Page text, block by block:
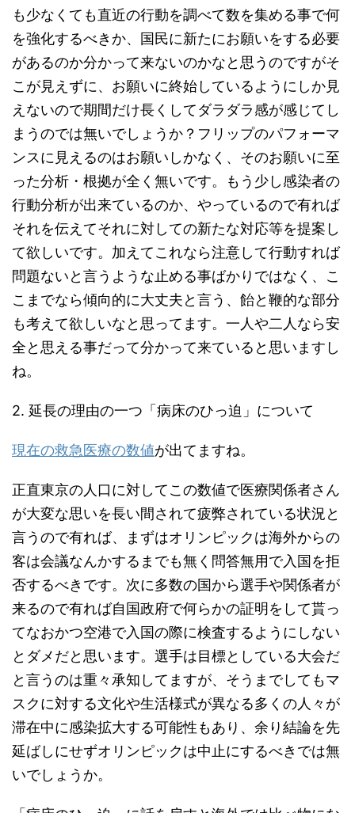
も少なくても直近の行動を調べて数を集める事で何
を強化するべきか、国民に新たにお願いをする必要
があるのか分かって来ないのかなと思うのですがそ
こが見えずに、お願いに終始しているようにしか見
えないので期間だけ長くしてダラダラ感が感じてし
まうのでは無いでしょうか？フリップのパフォーマ
ンスに見えるのはお願いしかなく、そのお願いに至
った分析・根拠が全く無いです。もう少し感染者の
行動分析が出来ているのか、やっているので有れば
それを伝えてそれに対しての新たな対応等を提案し
て欲しいです。加えてこれなら注意して行動すれば
問題ないと言うような止める事ばかりではなく、こ
こまでなら傾向的に大丈夫と言う、飴と鞭的な部分
も考えて欲しいなと思ってます。一人や二人なら安
全と思える事だって分かって来ていると思いますし
ね。
2. 延長の理由の一つ「病床のひっ迫」について
現在の救急医療の数値が出てますね。
正直東京の人口に対してこの数値で医療関係者さん
が大変な思いを長い間されて疲弊されている状況と
言うので有れば、まずはオリンピックは海外からの
客は会議なんかするまでも無く問答無用で入国を拒
否するべきです。次に多数の国から選手や関係者が
来るので有れば自国政府で何らかの証明をして貰っ
てなおかつ空港で入国の際に検査するようにしない
とダメだと思います。選手は目標としている大会だ
と言うのは重々承知してますが、そうまでしてもマ
スクに対する文化や生活様式が異なる多くの人々が
滞在中に感染拡大する可能性もあり、余り結論を先
延ばしにせずオリンピックは中止にするべきでは無
いでしょうか。